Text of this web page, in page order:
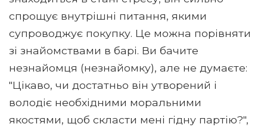
спрощує внутрішні питання, якими
супроводжує покупку. Це можна порівняти
зі знайомствами в барі. Ви бачите
незнайомця (незнайомку), але не думаєте:
"Цікаво, чи достатньо він утворений і
володіє необхідними моральними
якостями, щоб скласти мені гідну партію?",